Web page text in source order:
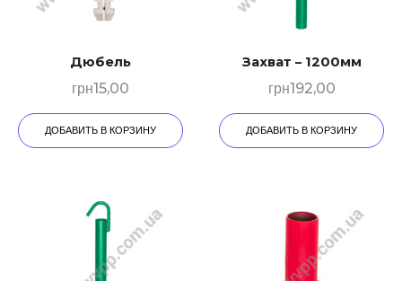
Дюбeль
грн15,00
ДОБАВИТЬ В КОРЗИНУ
Захват – 1200мм
грн192,00
ДОБАВИТЬ В КОРЗИНУ